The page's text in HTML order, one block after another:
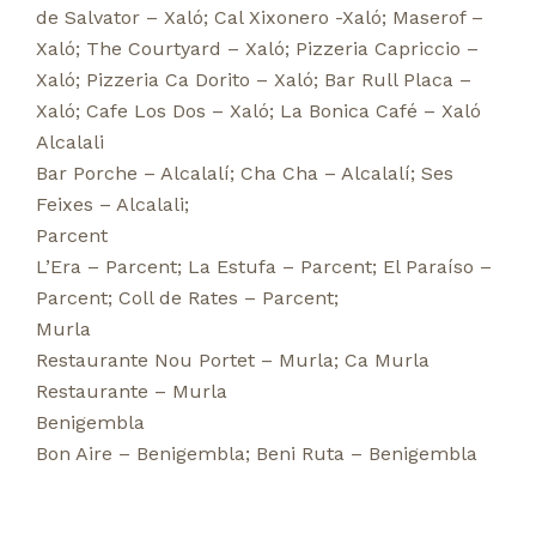
de Salvator – Xaló; Cal Xixonero -Xaló; Maserof –
Xaló; The Courtyard – Xaló; Pizzeria Capriccio –
Xaló; Pizzeria Ca Dorito – Xaló; Bar Rull Placa –
Xaló; Cafe Los Dos – Xaló; La Bonica Café – Xaló
Alcalali
Bar Porche – Alcalalí; Cha Cha – Alcalalí; Ses
Feixes – Alcalali;
Parcent
L’Era – Parcent; La Estufa – Parcent; El Paraíso –
Parcent; Coll de Rates – Parcent;
Murla
Restaurante Nou Portet – Murla; Ca Murla
Restaurante – Murla
Benigembla
Bon Aire – Benigembla; Beni Ruta – Benigembla